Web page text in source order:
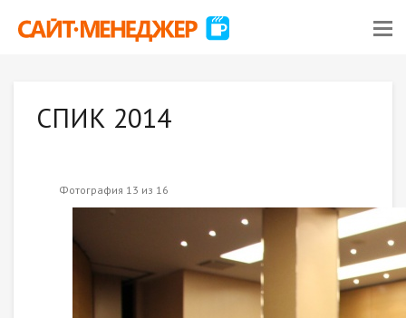
СПИК 2014
Фотография 13 из 16